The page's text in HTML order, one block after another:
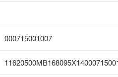
000715001007